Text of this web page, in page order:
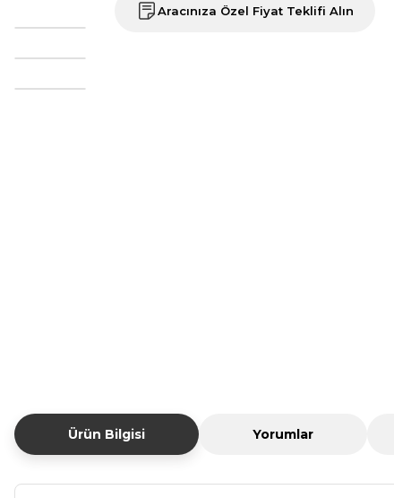
Aracınıza Özel Fiyat Teklifi Alın
Ürün Bilgisi Yorumlar